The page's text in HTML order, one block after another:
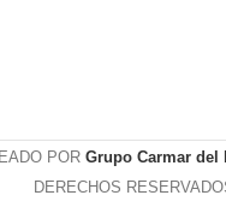
POR Grupo Carmar del
DERECHOS